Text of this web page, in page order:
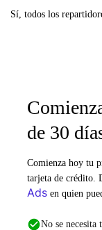
Sí, todos los
de 30
Comienza hoy tu
tarjeta de crédito.
Ads en quien
No se necesita